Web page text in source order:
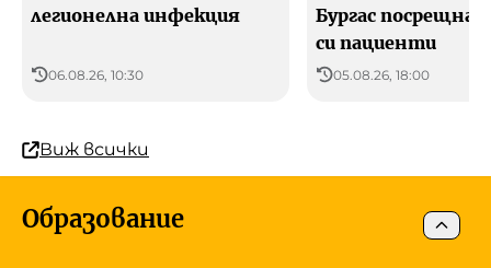
легионелна инфекция
06.08.26, 10:30
Бургас посрещна
си пациенти
05.08.26, 18:00
Виж всички
Образование